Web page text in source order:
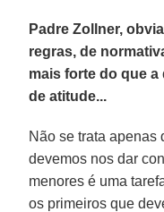
Padre Zollner,
regras, de
mais forte do que
de atitude...
Não se trata apenas
devemos nos dar
menores é uma
os primeiros que